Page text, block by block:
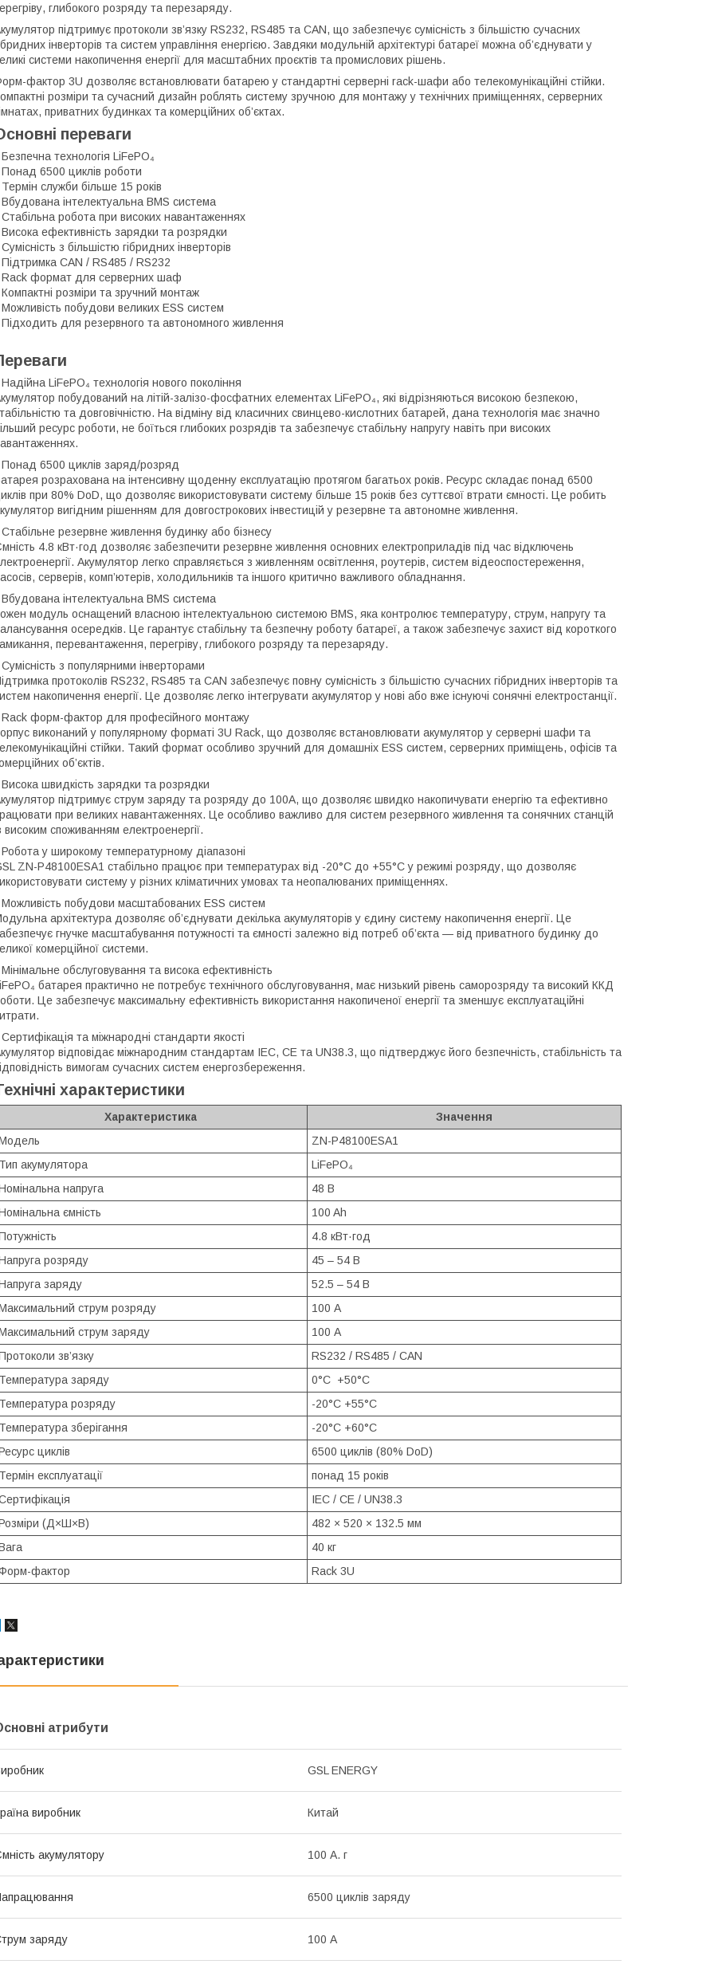
глибокого розряду та перезаряду.
підтримує протоколи зв’язку RS232, RS485 та CAN, що забезпечує сумісність з більшістю сучасних
інверторів та систем управління енергією. Завдяки модульній архітектурі батареї можна об’єднувати у
системи накопичення енергії для масштабних проєктів та промислових рішень.
фактор 3U дозволяє встановлювати батарею у стандартні серверні rack-шафи або телекомунікаційні стійки.
розміри та сучасний дизайн роблять систему зручною для монтажу у технічних приміщеннях, серверних
приватних будинках та комерційних об’єктах.
переваги
Безпечна технологія LiFePO₄
Понад 6500 циклів роботи
Термін служби більше 15 років
Вбудована інтелектуальна BMS система
Стабільна робота при високих навантаженнях
Висока ефективність зарядки та розрядки
Сумісність з більшістю гібридних інверторів
Підтримка CAN / RS485 / RS232
Rack формат для серверних шаф
Компактні розміри та зручний монтаж
Можливість побудови великих ESS систем
Підходить для резервного та автономного живлення
Надійна LiFePO₄ технологія нового покоління
побудований на літій-залізо-фосфатних елементах LiFePO₄, які відрізняються високою безпекою,
та довговічністю. На відміну від класичних свинцево-кислотних батарей, дана технологія має значно
ресурс роботи, не боїться глибоких розрядів та забезпечує стабільну напругу навіть при високих
Понад 6500 циклів заряд/розряд
розрахована на інтенсивну щоденну експлуатацію протягом багатьох років. Ресурс складає понад 6500
при 80% DoD, що дозволяє використовувати систему більше 15 років без суттєвої втрати ємності. Це робить
вигідним рішенням для довгострокових інвестицій у резервне та автономне живлення.
Стабільне резервне живлення будинку або бізнесу
4.8 кВт·год дозволяє забезпечити резервне живлення основних електроприладів під час відключень
Акумулятор легко справляється з живленням освітлення, роутерів, систем відеоспостереження,
серверів, комп’ютерів, холодильників та іншого критично важливого обладнання.
Вбудована інтелектуальна BMS система
модуль оснащений власною інтелектуальною системою BMS, яка контролює температуру, струм, напругу та
осередків. Це гарантує стабільну та безпечну роботу батареї, а також забезпечує захист від короткого
перевантаження, перегріву, глибокого розряду та перезаряду.
Сумісність з популярними інверторами
протоколів RS232, RS485 та CAN забезпечує повну сумісність з більшістю сучасних гібридних інверторів та
накопичення енергії. Це дозволяє легко інтегрувати акумулятор у нові або вже існуючі сонячні електростанції.
Rack форм-фактор для професійного монтажу
виконаний у популярному форматі 3U Rack, що дозволяє встановлювати акумулятор у серверні шафи та
стійки. Такий формат особливо зручний для домашніх ESS систем, серверних приміщень, офісів та
об’єктів.
Висока швидкість зарядки та розрядки
підтримує струм заряду та розряду до 100А, що дозволяє швидко накопичувати енергію та ефективно
при великих навантаженнях. Це особливо важливо для систем резервного живлення та сонячних станцій
високим споживанням електроенергії.
Робота у широкому температурному діапазоні
ZN-P48100ESA1 стабільно працює при температурах від -20°C до +55°C у режимі розряду, що дозволяє
систему у різних кліматичних умовах та неопалюваних приміщеннях.
Можливість побудови масштабованих ESS систем
архітектура дозволяє об’єднувати декілька акумуляторів у єдину систему накопичення енергії. Це
гнучке масштабування потужності та ємності залежно від потреб об’єкта — від приватного будинку до
комерційної системи.
Мінімальне обслуговування та висока ефективність
батарея практично не потребує технічного обслуговування, має низький рівень саморозряду та високий ККД
Це забезпечує максимальну ефективність використання накопиченої енергії та зменшує експлуатаційні
Сертифікація та міжнародні стандарти якості
відповідає міжнародним стандартам IEC, CE та UN38.3, що підтверджує його безпечність, стабільність та
вимогам сучасних систем енергозбереження.
характеристики
Характеристика
Значення
ZN-P48100ESA1
Тип акумулятора
LiFePO₄
напруга
48 В
ємність
100 Ah
4.8 кВт·год
розряду
45 – 54 В
заряду
52.5 – 54 В
струм розряду
100 А
струм заряду
100 А
зв’язку
RS232 / RS485 / CAN
Температура заряду
0°C +50°C
Температура розряду
-20°C +55°C
Температура зберігання
-20°C +60°C
циклів
6500 циклів (80% DoD)
Термін експлуатації
понад 15 років
IEC / CE / UN38.3
(Д×Ш×В)
482 × 520 × 132.5 мм
40 кг
фактор
Rack 3U
атрибути
GSL ENERGY
виробник Китай
акумулятору 100 А. г
6500 циклів заряду
заряду 100 А